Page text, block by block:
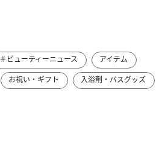
＃ビューティーニュース
アイテム
お祝い・ギフト
入浴剤・バスグッズ